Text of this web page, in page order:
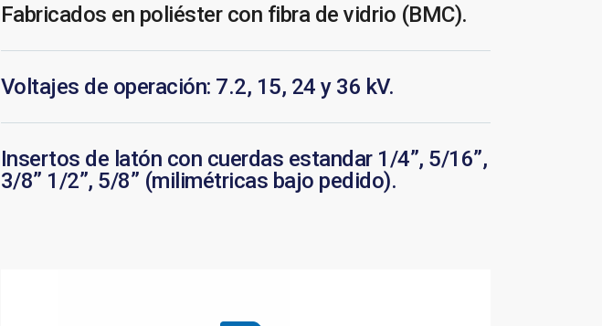
Fabricados en poliéster con fibra de vidrio (BMC).
Voltajes de operación: 7.2, 15, 24 y 36 kV.
Insertos de latón con cuerdas estandar 1/4”, 5/16”,
3/8” 1/2”, 5/8” (milimétricas bajo pedido).